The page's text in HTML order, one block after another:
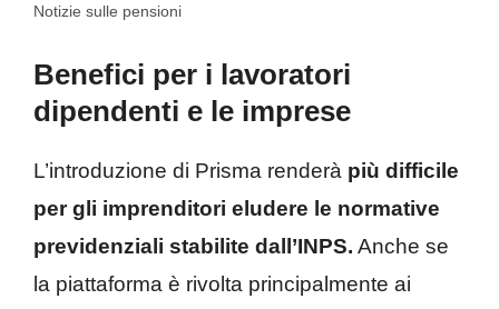
Notizie sulle pensioni
Benefici per i lavoratori
dipendenti e le imprese
L’introduzione di Prisma renderà più difficile
per gli imprenditori eludere le normative
previdenziali stabilite dall’INPS. Anche se
la piattaforma è rivolta principalmente ai